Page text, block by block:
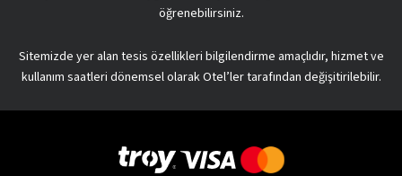
öğrenebilirsiniz.
Sitemizde yer alan tesis özellikleri bilgilendirme amaçlıdır, hizmet ve
kullanım saatleri dönemsel olarak Otel’ler tarafından değişitirilebilir.